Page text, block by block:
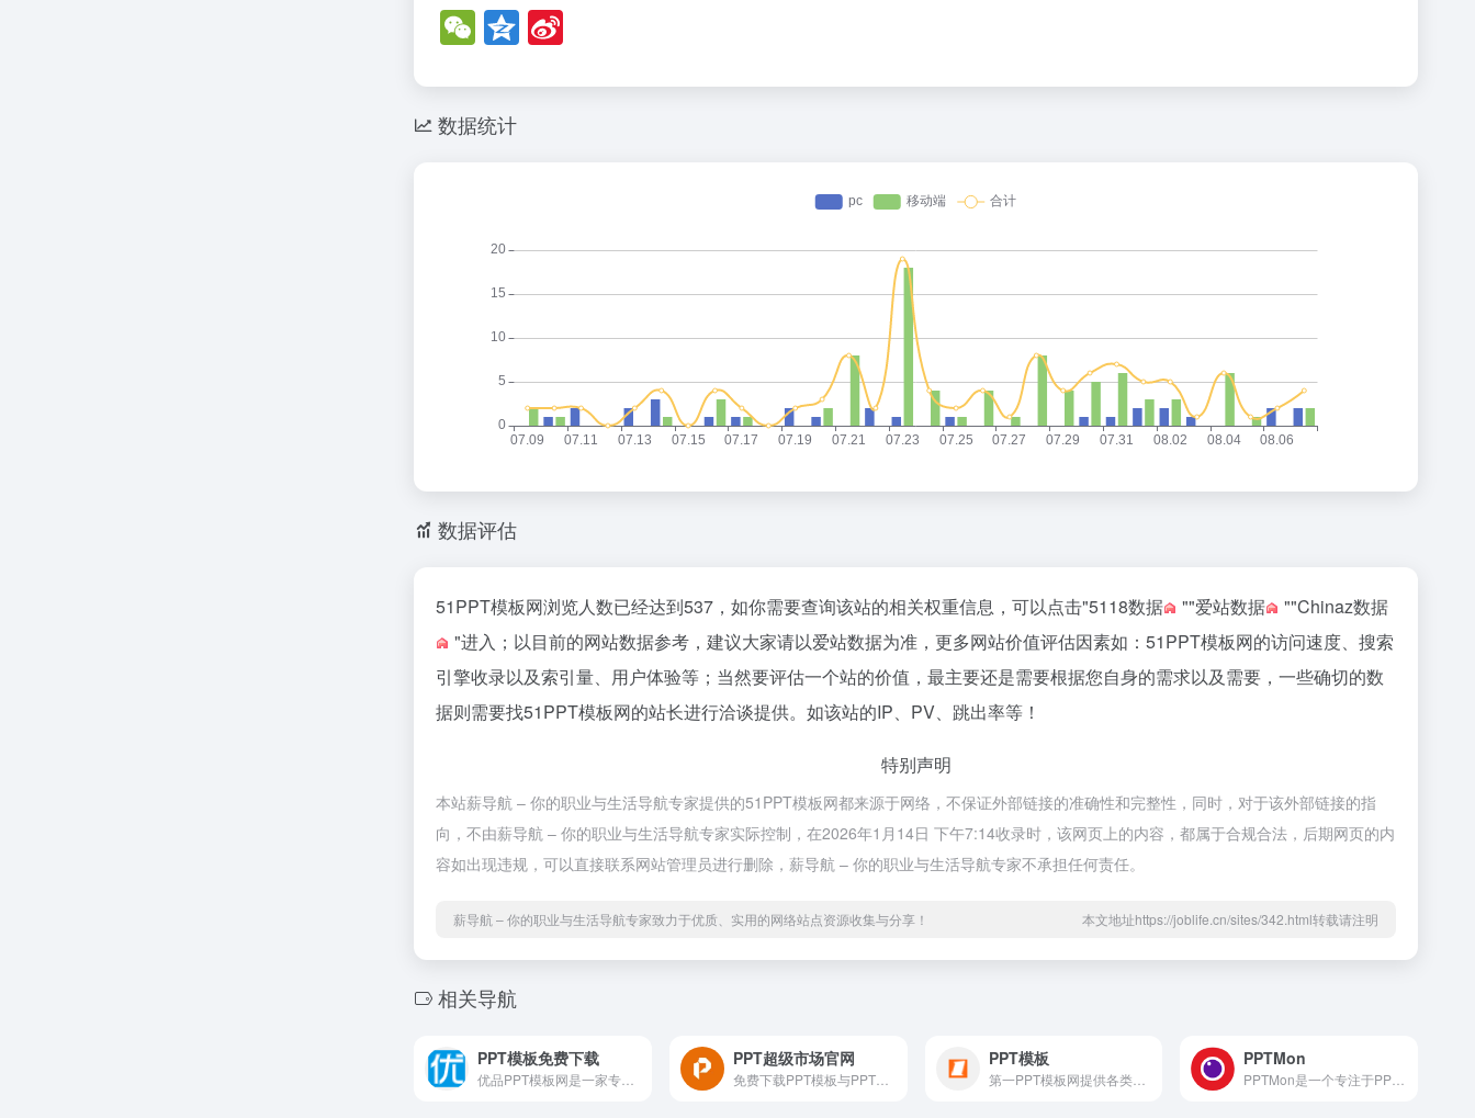
W
e
C
h
Q
z
o a
o
数据统计
数据评估
51PPT模板网浏览人数已经达到537，如你需要查询该站的相关权重信息，可以点击"5118数据 ""爱站数据 ""Chinaz数据
"进入；以目前的网站数据参考，建议大家请以爱站数据为准，更多网站价值评估因素如：51PPT模板网的访问速度、搜索
引擎收录以及索引量、用户体验等；当然要评估一个站的价值，最主要还是需要根据您自身的需求以及需要，一些确切的数
据则需要找51PPT模板网的站长进行洽谈提供。如该站的IP、PV、跳出率等！
特别声明
本站薪导航 – 你的职业与生活导航专家提供的51PPT模板网都来源于网络，不保证外部链接的准确性和完整性，同时，对于该外部链接的指
向，不由薪导航 – 你的职业与生活导航专家实际控制，在2026年1月14日 下午7:14收录时，该网页上的内容，都属于合规合法，后期网页的内
容如出现违规，可以直接联系网站管理员进行删除，薪导航 – 你的职业与生活导航专家不承担任何责任。
薪导航 – 你的职业与生活导航专家致力于优质、实用的网络站点资源收集与分享！ 本文地址https://joblife.cn/sites/342.html转载请注明
相关导航
PPT模板免费下载 PPT超级市场官网
免费下载PPT模板与PPT作品，提供免费的PPT代做服务，提供一站式PPT(模板、定制、工具、教程)服务，有了它，一切制作PPT的烦恼都将成为过去！
PPT模板
第一PPT模板网提供各类PPT模板免费下载，PPT背景图，PPT素材，PPT背景，免费PPT模板下载，PPT图表，精美PPT下载，PPT课件下载，PPT背景图片免费下载；
PPTMon